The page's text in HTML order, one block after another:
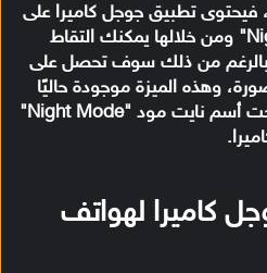
فيحتوى تطبيق جوجل كاميرا على
ميزة نايت سايت "Night Sight" ومن خلالها يمكنك التقاط
من ذلك سوف تحصل على
وهذه الميزة موجودة حاليًا
في أغلب الهواتف الجديدة تحت أسم نايت مود "Night Mode"
كاميرا لهواتف